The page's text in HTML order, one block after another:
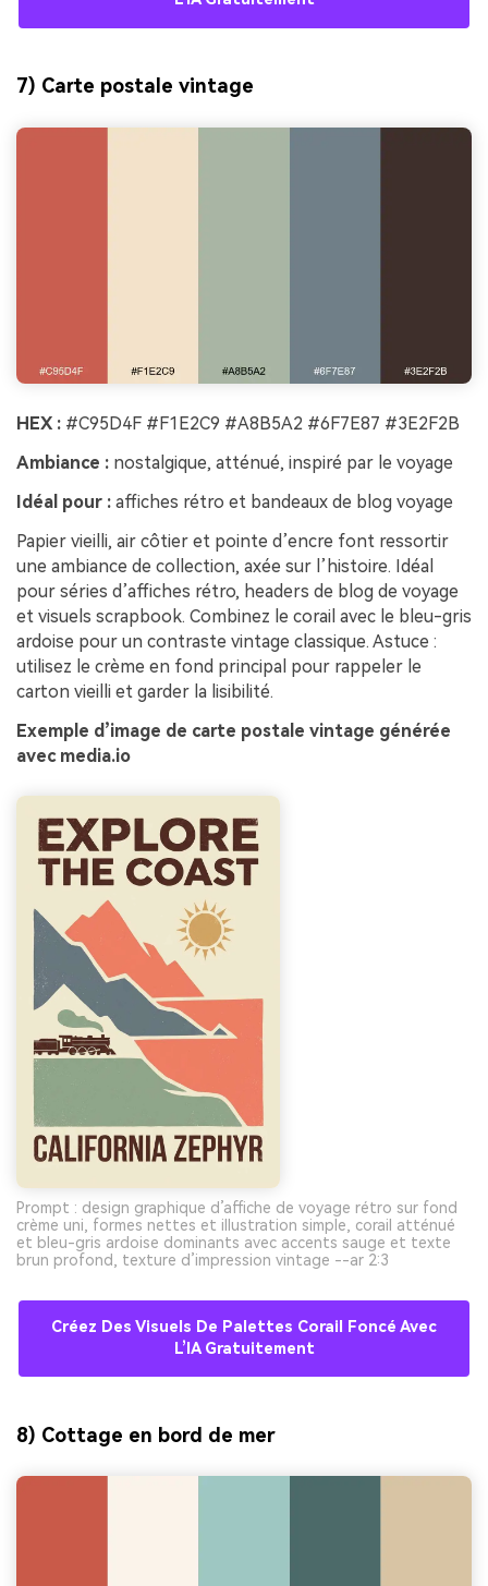
7) Carte postale vintage
HEX : #C95D4F #F1E2C9 #A8B5A2 #6F7E87 #3E2F2B
Ambiance : nostalgique, atténué, inspiré par le voyage
Idéal pour : affiches rétro et bandeaux de blog voyage
Papier vieilli, air côtier et pointe d’encre font ressortir
une ambiance de collection, axée sur l’histoire. Idéal
pour séries d’affiches rétro, headers de blog de voyage
et visuels scrapbook. Combinez le corail avec le bleu-gris
ardoise pour un contraste vintage classique. Astuce :
utilisez le crème en fond principal pour rappeler le
carton vieilli et garder la lisibilité.
Exemple d’image de carte postale vintage générée
avec media.io
Prompt : design graphique d’affiche de voyage rétro sur fond
crème uni, formes nettes et illustration simple, corail atténué
et bleu-gris ardoise dominants avec accents sauge et texte
brun profond, texture d’impression vintage --ar 2:3
Créez Des Visuels De Palettes Corail Foncé Avec
L’IA Gratuitement
8) Cottage en bord de mer